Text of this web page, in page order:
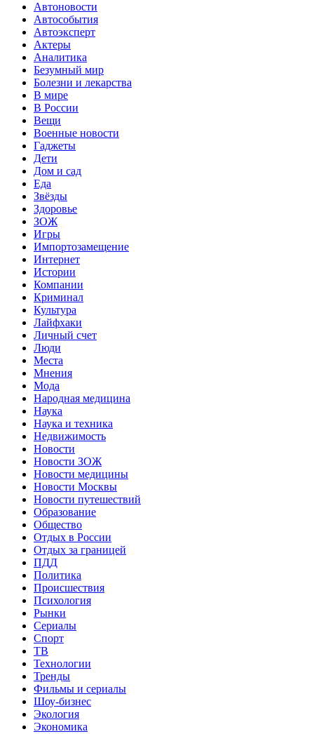
Автоновости
Автособытия
Автоэксперт
Актеры
Аналитика
Безумный мир
Болезни и лекарства
В мире
В России
Вещи
Военные новости
Гаджеты
Дети
Дом и сад
Еда
Звёзды
Здоровье
ЗОЖ
Игры
Импортозамещение
Интернет
Истории
Компании
Криминал
Культура
Лайфхаки
Личный счет
Люди
Места
Мнения
Мода
Народная медицина
Наука
Наука и техника
Недвижимость
Новости
Новости ЗОЖ
Новости медицины
Новости Москвы
Новости путешествий
Образование
Общество
Отдых в России
Отдых за границей
ПДД
Политика
Происшествия
Психология
Рынки
Сериалы
Спорт
ТВ
Технологии
Тренды
Фильмы и сериалы
Шоу-бизнес
Экология
Экономика